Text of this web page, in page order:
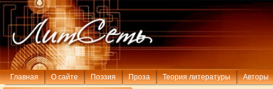
Главная О сайте Поэзия Проза Теория литературы Авторы